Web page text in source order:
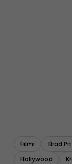
Filmi Brad
Hollywood